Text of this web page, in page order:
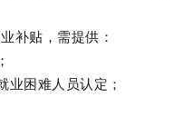
补贴，需提供：
困难人员认定；